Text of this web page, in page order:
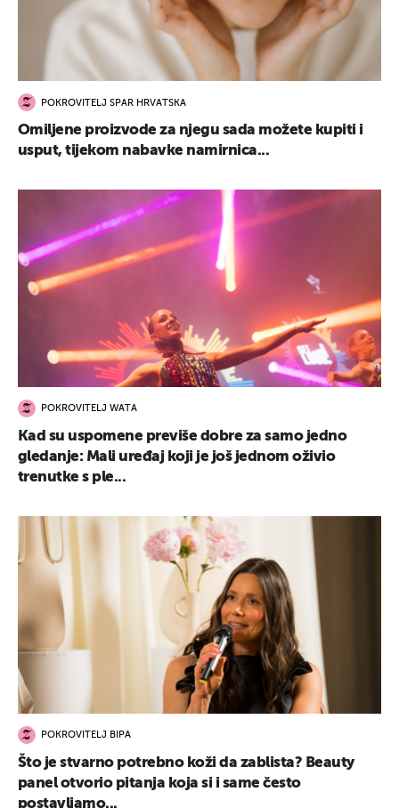
POKROVITELJ SPAR HRVATSKA
Omiljene proizvode za njegu sada možete kupiti i
usput, tijekom nabavke namirnica...
POKROVITELJ WATA
Kad su uspomene previše dobre za samo jedno
gledanje: Mali uređaj koji je još jednom oživio
trenutke s ple...
POKROVITELJ BIPA
Što je stvarno potrebno koži da zablista? Beauty
panel otvorio pitanja koja si i same često
postavljamo...